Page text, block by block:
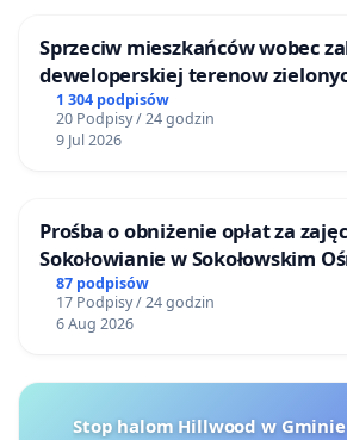
Sprzeciw mieszkańców wobec
deweloperskiej terenow
Bulwarów Straceńskich w
1 304 podpisów
20 Podpisy / 24 godzin
9 Jul 2026
Prośba o obniżenie opłat za
Sokołowianie w Sokołowskim
87 podpisów
17 Podpisy / 24 godzin
6 Aug 2026
Stop halom Hillwood w